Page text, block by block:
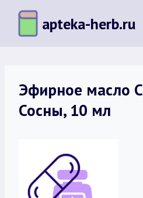
Перейти
содержимому
apteka-herb.ru
Эфирное масло
Сосны, 10 мл